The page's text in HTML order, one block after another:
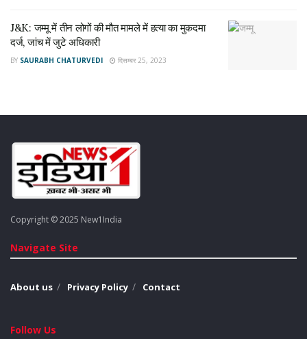
J&K: जम्मू में तीन लोगों की मौत मामले में हत्या का मुकदमा
दर्ज, जांच में जुटे अधिकारी
BY SAURABH CHATURVEDI दिसम्बर 25, 2023
Copyright © 2025 New1India
Navigate Site
About us Privacy Policy Contact
Follow Us